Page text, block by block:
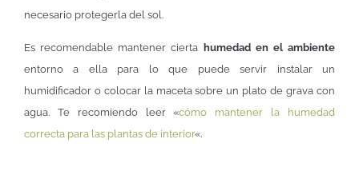
necesario protegerla del sol.
Es recomendable mantener cierta humedad en el ambiente
entorno a ella para lo que puede servir instalar un
humidificador o colocar la maceta sobre un plato de grava con
agua. Te recomiendo leer «cómo mantener la humedad
correcta para las plantas de interior«.